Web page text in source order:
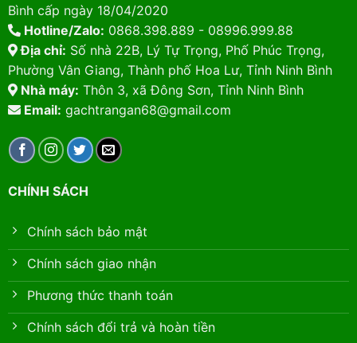
Bình cấp ngày 18/04/2020
Hotline/Zalo: 0868.398.889 - 08996.999.88
Địa chỉ: Số nhà 22B, Lý Tự Trọng, Phố Phúc Trọng,
Phường Vân Giang, Thành phố Hoa Lư, Tỉnh Ninh Bình
Nhà máy: Thôn 3, xã Đông Sơn, Tỉnh Ninh Bình
Email: gachtrangan68@gmail.com
CHÍNH SÁCH
Chính sách bảo mật
Chính sách giao nhận
Phương thức thanh toán
Chính sách đổi trả và hoàn tiền